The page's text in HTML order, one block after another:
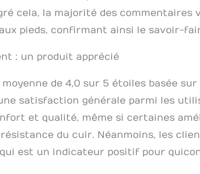
femme confiante et
Optez pour un style
cela, la majorité des commentaires
pieds, confirmant ainsi le savoir-
: un produit apprécié
de 4,0 sur 5 étoiles basée
satisfaction générale parmi les
et qualité, même si certaines
du cuir. Néanmoins, les
est un indicateur positif pour